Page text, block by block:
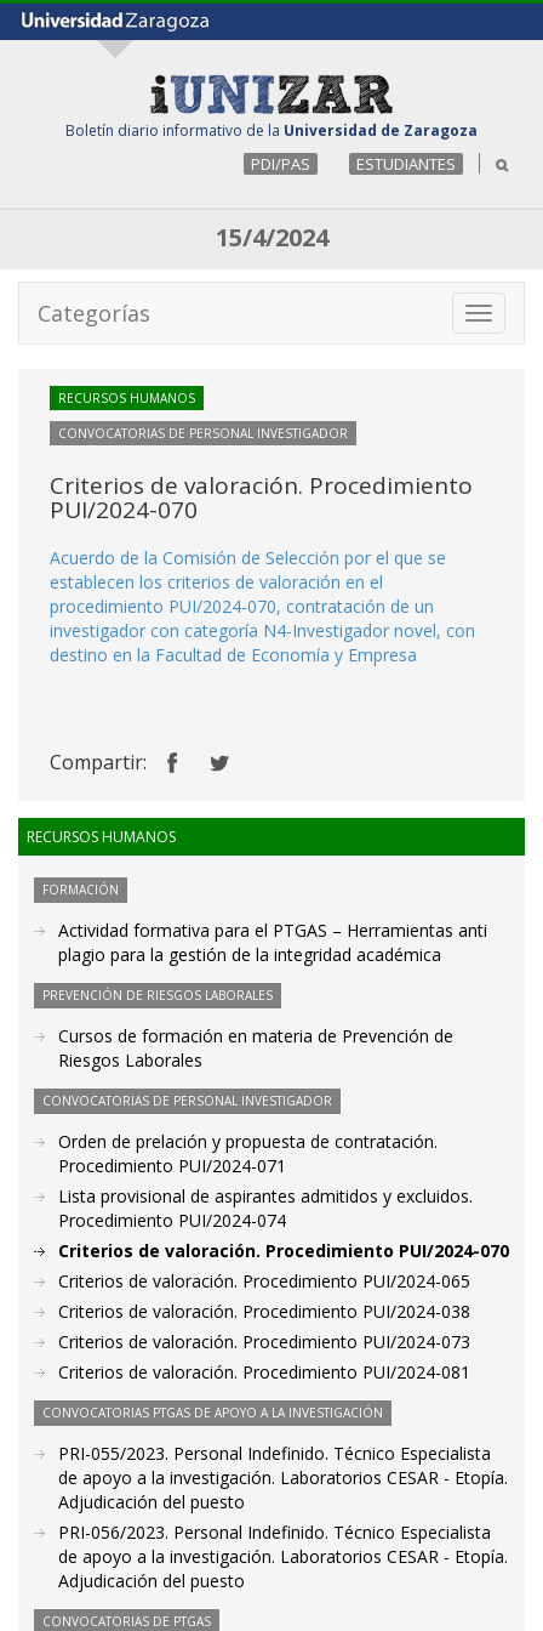
Boletín diario informativo de la Universidad de Zaragoza
PDI/PAS ESTUDIANTES
15/4/2024
Toggle
Categorías
RECURSOS HUMANOS
CONVOCATORIAS DE PERSONAL INVESTIGADOR
Criterios de valoración. Procedimiento
PUI/2024-070
Acuerdo de la Comisión de Selección por el que se
establecen los criterios de valoración en el
procedimiento PUI/2024-070, contratación de un
investigador con categoría N4-Investigador novel, con
destino en la Facultad de Economía y Empresa
Compartir:
RECURSOS HUMANOS
FORMACIÓN
Actividad formativa para el PTGAS – Herramientas anti
plagio para la gestión de la integridad académica
PREVENCIÓN DE RIESGOS LABORALES
Cursos de formación en materia de Prevención de
Riesgos Laborales
CONVOCATORIAS DE PERSONAL INVESTIGADOR
Orden de prelación y propuesta de contratación.
Procedimiento PUI/2024-071
Lista provisional de aspirantes admitidos y excluidos.
Procedimiento PUI/2024-074
Criterios de valoración. Procedimiento PUI/2024-070
Criterios de valoración. Procedimiento PUI/2024-065
Criterios de valoración. Procedimiento PUI/2024-038
Criterios de valoración. Procedimiento PUI/2024-073
Criterios de valoración. Procedimiento PUI/2024-081
CONVOCATORIAS PTGAS DE APOYO A LA INVESTIGACIÓN
PRI-055/2023. Personal Indefinido. Técnico Especialista
de apoyo a la investigación. Laboratorios CESAR - Etopía.
Adjudicación del puesto
PRI-056/2023. Personal Indefinido. Técnico Especialista
de apoyo a la investigación. Laboratorios CESAR - Etopía.
Adjudicación del puesto
CONVOCATORIAS DE PTGAS